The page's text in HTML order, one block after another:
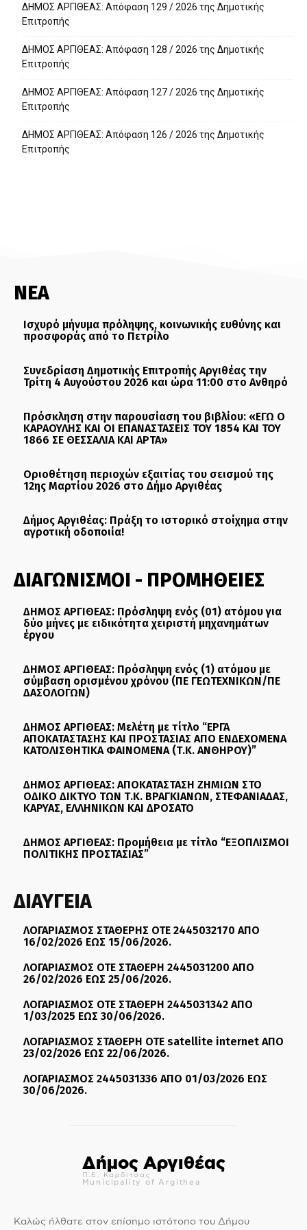
ΔΗΜΟΣ ΑΡΓΙΘΕΑΣ: Απόφαση 129 / 2026 της Δημοτικής
Επιτροπής
ΔΗΜΟΣ ΑΡΓΙΘΕΑΣ: Απόφαση 128 / 2026 της Δημοτικής
Επιτροπής
ΔΗΜΟΣ ΑΡΓΙΘΕΑΣ: Απόφαση 127 / 2026 της Δημοτικής
Επιτροπής
ΔΗΜΟΣ ΑΡΓΙΘΕΑΣ: Απόφαση 126 / 2026 της Δημοτικής
Επιτροπής
ΝΕΑ
Ισχυρό μήνυμα πρόληψης, κοινωνικής ευθύνης και
προσφοράς από το Πετρίλο
Συνεδρίαση Δημοτικής Επιτροπής Αργιθέας την
Τρίτη 4 Αυγούστου 2026 και ώρα 11:00 στο Ανθηρό
Πρόσκληση στην παρουσίαση του βιβλίου: «ΕΓΩ Ο
ΚΑΡΑΟΥΛΗΣ ΚΑΙ ΟΙ ΕΠΑΝΑΣΤΑΣΕΙΣ ΤΟΥ 1854 ΚΑΙ ΤΟΥ
1866 ΣΕ ΘΕΣΣΑΛΙΑ ΚΑΙ ΑΡΤΑ»
Οριοθέτηση περιοχών εξαιτίας του σεισμού της
12ης Μαρτίου 2026 στο Δήμο Αργιθέας
Δήμος Αργιθέας: Πράξη το ιστορικό στοίχημα στην
αγροτική οδοποιία!
ΔΙΑΓΩΝΙΣΜΟΙ - ΠΡΟΜΗΘΕΙΕΣ
ΔΗΜΟΣ ΑΡΓΙΘΕΑΣ: Πρόσληψη ενός (01) ατόμου για
δύο μήνες με ειδικότητα χειριστή μηχανημάτων
έργου
ΔΗΜΟΣ ΑΡΓΙΘΕΑΣ: Πρόσληψη ενός (1) ατόμου με
σύμβαση ορισμένου χρόνου (ΠΕ ΓΕΩΤΕΧΝΙΚΩΝ/ΠΕ
ΔΑΣΟΛΟΓΩΝ)
ΔΗΜΟΣ ΑΡΓΙΘΕΑΣ: Μελέτη με τίτλο “ΕΡΓΑ
ΑΠΟΚΑΤΑΣΤΑΣΗΣ ΚΑΙ ΠΡΟΣΤΑΣΙΑΣ ΑΠΟ ΕΝΔΕΧΟΜΕΝΑ
ΚΑΤΟΛΙΣΘΗΤΙΚΑ ΦΑΙΝΟΜΕΝΑ (Τ.Κ. ΑΝΘΗΡΟΥ)”
ΔΗΜΟΣ ΑΡΓΙΘΕΑΣ: ΑΠΟΚΑΤΑΣΤΑΣΗ ΖΗΜΙΩΝ ΣΤΟ
ΟΔΙΚΟ ΔΙΚΤΥΟ ΤΩΝ Τ.Κ. ΒΡΑΓΚΙΑΝΩΝ, ΣΤΕΦΑΝΙΑΔΑΣ,
ΚΑΡΥΑΣ, ΕΛΛΗΝΙΚΩΝ ΚΑΙ ΔΡΟΣΑΤΟ
ΔΗΜΟΣ ΑΡΓΙΘΕΑΣ: Προμήθεια με τίτλο “ΕΞΟΠΛΙΣΜΟΙ
ΠΟΛΙΤΙΚΗΣ ΠΡΟΣΤΑΣΙΑΣ”
ΔΙΑΥΓΕΙΑ
ΛΟΓΑΡΙΑΣΜΟΣ ΣΤΑΘΕΡΗΣ ΟΤΕ 2445032170 ΑΠΟ
16/02/2026 ΕΩΣ 15/06/2026.
ΛΟΓΑΡΙΑΣΜΟΣ ΟΤΕ ΣΤΑΘΕΡΗ 2445031200 ΑΠΟ
26/02/2026 ΕΩΣ 25/06/2026.
ΛΟΓΑΡΙΑΣΜΟΣ ΟΤΕ ΣΤΑΘΕΡΗ 2445031342 ΑΠΟ
1/03/2025 ΕΩΣ 30/06/2026.
ΛΟΓΑΡΙΑΣΜΟΣ ΣΤΑΘΕΡΗ ΟΤΕ satellite internet ΑΠΟ
23/02/2026 ΕΩΣ 22/06/2026.
ΛΟΓΑΡΙΑΣΜΟΣ 2445031336 ΑΠΟ 01/03/2026 ΕΩΣ
30/06/2026.
Δήμος Αργιθέας
Π.Ε. Καρδίτσας
Municipality of Argithea
Καλώς ήλθατε στον επίσημο ιστότοπο του Δήμου